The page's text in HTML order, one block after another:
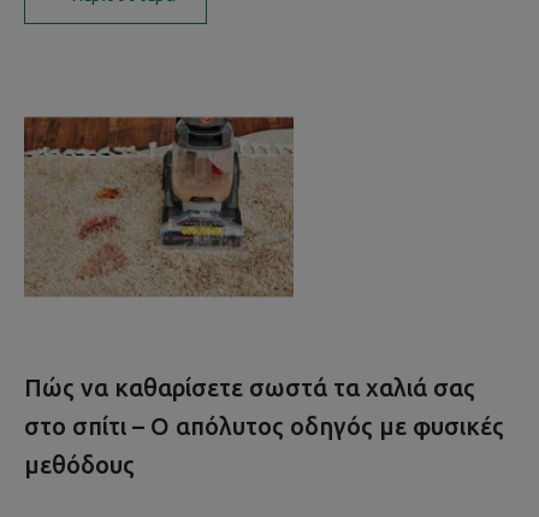
Πώς να καθαρίσετε σωστά τα χαλιά σας
στο σπίτι – Ο απόλυτος οδηγός με φυσικές
μεθόδους